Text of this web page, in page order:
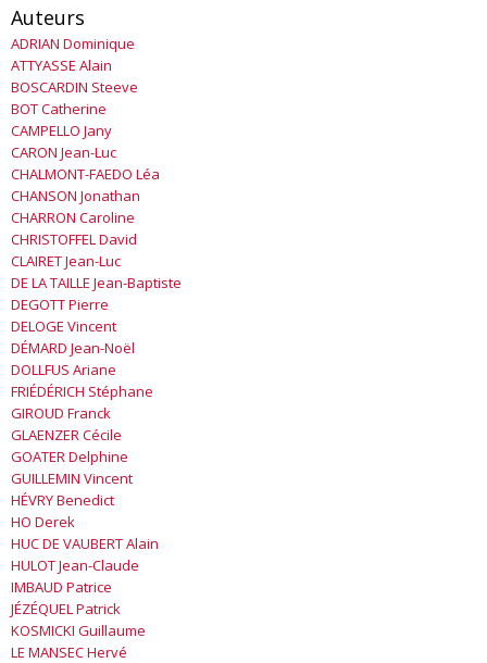
Auteurs
ADRIAN Dominique
ATTYASSE Alain
BOSCARDIN Steeve
BOTCatherine
CAMPELLO Jany
CARON Jean-Luc
CHALMONT-FAEDO Léa
CHANSON Jonathan
CHARRON Caroline
CHRISTOFFELDavid
CLAIRETJean-Luc
DE LA TAILLE Jean-Baptiste
DEGOTTPierre
DELOGE Vincent
DÉMARD Jean-Noël
DOLLFUS Ariane
FRIÉDÉRICH Stéphane
GIROUD Franck
GLAENZERCécile
GOATERDelphine
GUILLEMIN Vincent
HÉVRYBenedict
HO Derek
HUC DE VAUBERTAlain
HULOTJean-Claude
IMBAUD Patrice
JÉZÉQUELPatrick
KOSMICKI Guillaume
LE MANSECHervé